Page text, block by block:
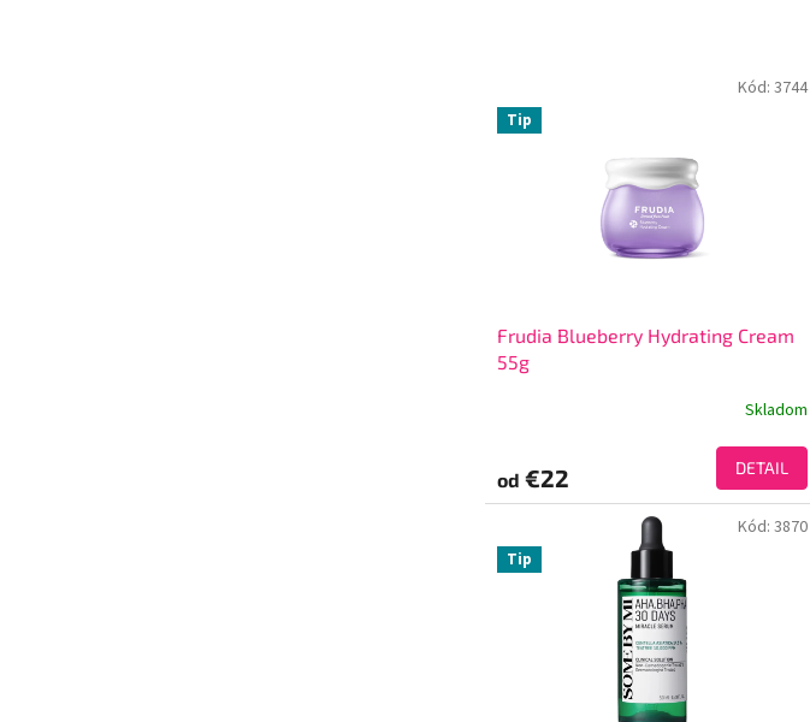
Tip
Frudia Blueberry Hydrating Cream
55g
Skladom
od €22 DETAIL
Kód:3744
Tip
Kód:3870